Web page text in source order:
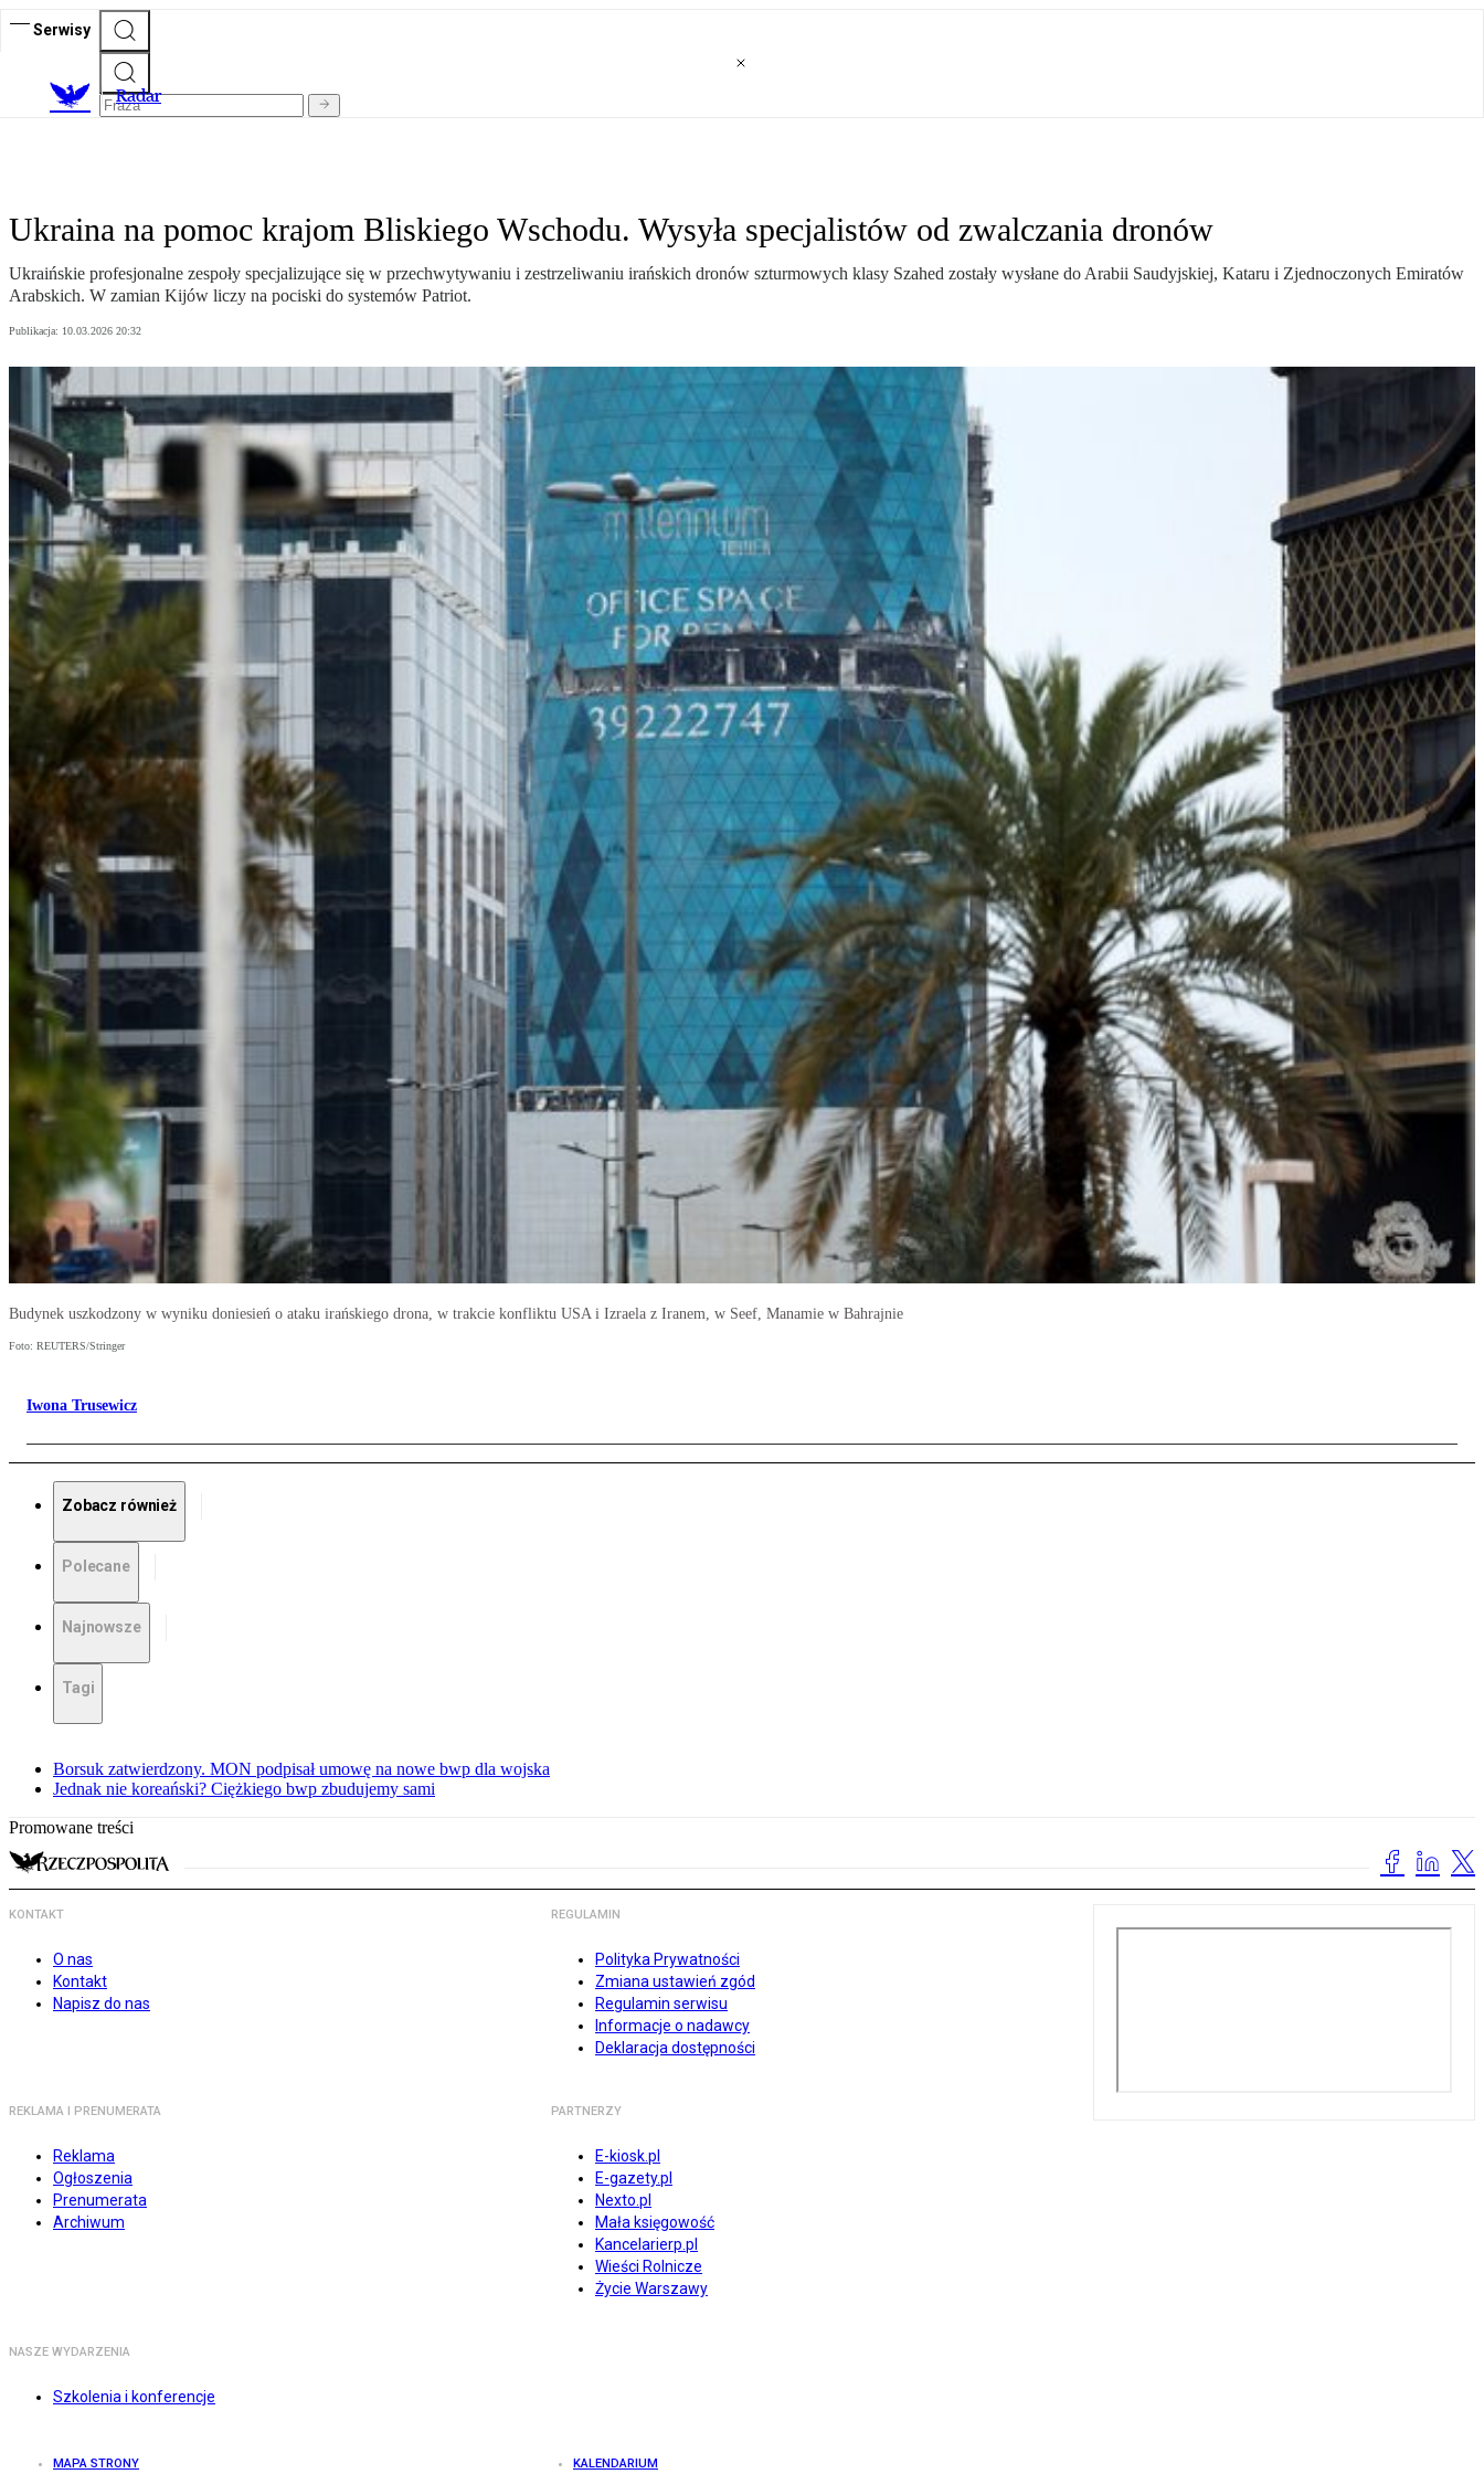
Serwisy
Radar
Ukraina na pomoc krajom Bliskiego Wschodu. Wysyła specjalistów od zwalczania dronów
Ukraińskie profesjonalne zespoły specjalizujące się w przechwytywaniu i zestrzeliwaniu irańskich dronów szturmowych klasy Szahed zostały wysłane do Arabii Saudyjskiej, Kataru i Zjednoczonych Emiratów
Arabskich. W zamian Kijów liczy na pociski do systemów Patriot.
Publikacja: 10.03.2026 20:32
Budynek uszkodzony w wyniku doniesień o ataku irańskiego drona, w trakcie konfliktu USA i Izraela z Iranem, w Seef, Manamie w Bahrajnie
Foto: REUTERS/Stringer
Iwona Trusewicz
Zobacz również
Polecane
Najnowsze
Tagi
Borsuk zatwierdzony. MON podpisał umowę na nowe bwp dla wojska
Jednak nie koreański? Ciężkiego bwp zbudujemy sami
Promowane treści
KONTAKT
O nas
Kontakt
Napisz do nas
REGULAMIN
Polityka Prywatności
Zmiana ustawień zgód
Regulamin serwisu
Informacje o nadawcy
Deklaracja dostępności
REKLAMA I PRENUMERATA
Reklama
Ogłoszenia
Prenumerata
Archiwum
PARTNERZY
E-kiosk.pl
E-gazety.pl
Nexto.pl
Mała księgowość
Kancelarierp.pl
Wieści Rolnicze
Życie Warszawy
NASZE WYDARZENIA
Szkolenia i konferencje
MAPA STRONY KALENDARIUM